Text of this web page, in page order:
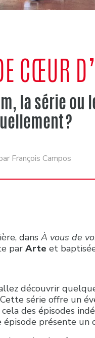
CŒUR
la série
?
François Campos
dans À vous de
par Arte et
découvrir
série offre un
des épisodes
épisode présente